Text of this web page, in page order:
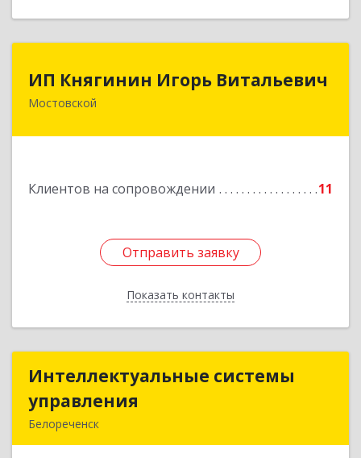
ИП Княгинин Игорь Витальевич
Мостовской
Клиентов на сопровождении 11
Отправить заявку
Показать контакты
352570, Краснодарский край, Мостовский р-н,
Отправить заявку
Назад
Интеллектуальные системы
управления
Белореченск
Интеллектуальные системы